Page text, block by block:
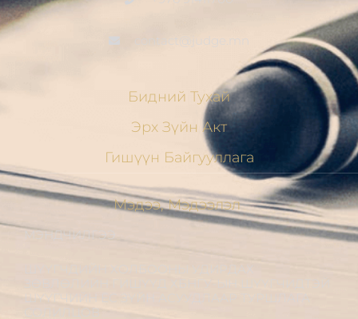
contact@judge.mn
Бидний Тухай
Эрх Зүйн Акт
Гишүүн Байгууллага
Мэдээ, Мэдээлэл
МЭНДЧИЛГЭЭ
ШҮҮГЧДИЙН ХОЛБООНЫ УДИРДАХ
СОЛИЛЦОВ